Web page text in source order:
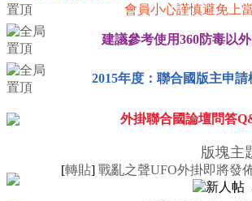
會員小心謹慎避免上當
建議參考使用360防毒以
2015年度：聯合國版主申
外掛聯合國論壇問答
版塊主
[轉貼] 戰亂之聲UFO外掛即將發